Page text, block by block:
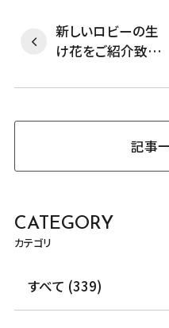
新しいロビーの生
け花をご紹介致し
記事
CATEGORY
カテゴリ
すべて (339)